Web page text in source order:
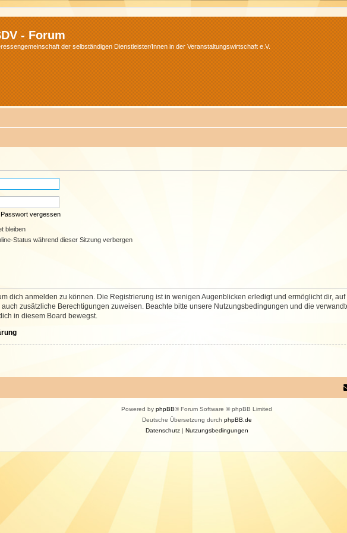
- Forum
der selbständigen Dienstleister/Innen in der Veranstaltungswirtschaft e.V.
vergessen
bleiben
Status während dieser Sitzung verbergen
dich anmelden zu können. Die Registrierung ist in wenigen Augenblicken erledigt und ermöglicht dir,
zusätzliche Berechtigungen zuweisen. Beachte bitte unsere Nutzungsbedingungen und die
in diesem Board bewegst.
Powered by phpBB® Forum Software © phpBB Limited
Deutsche Übersetzung durch phpBB.de
Datenschutz| Nutzungsbedingungen